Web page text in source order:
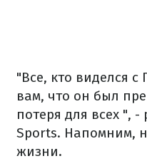
"Все, кто виделся с
вам, что он был
потеря для всех ", -
Sports. Напомним,
жизни.